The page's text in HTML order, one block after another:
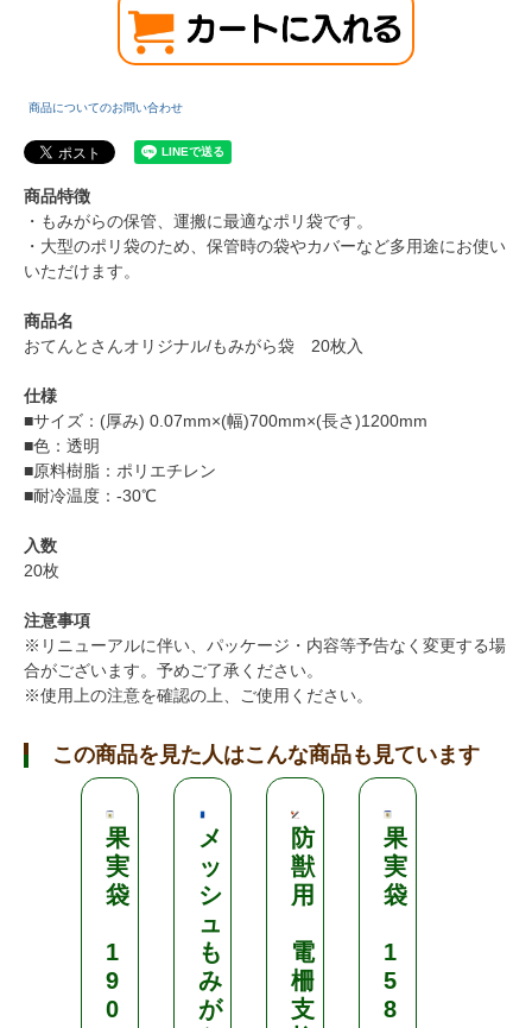
商品についてのお問い合わせ
商品特徴
・もみがらの保管、運搬に最適なポリ袋です。
・大型のポリ袋のため、保管時の袋やカバーなど多用途にお使い
いただけます。
商品名
おてんとさんオリジナル/もみがら袋 20枚入
仕様
■サイズ：(厚み) 0.07mm×(幅)700mm×(長さ)1200mm
■色：透明
■原料樹脂：ポリエチレン
■耐冷温度：-30℃
入数
20枚
注意事項
※リニューアルに伴い、パッケージ・内容等予告なく変更する場
合がございます。予めご了承ください。
※使用上の注意を確認の上、ご使用ください。
この商品を見た人はこんな商品も見ています
果
実
袋
1
9
0
メ
ッ
シ
ュ
も
み
が
防
獣
用
電
柵
支
果
実
袋
1
5
8